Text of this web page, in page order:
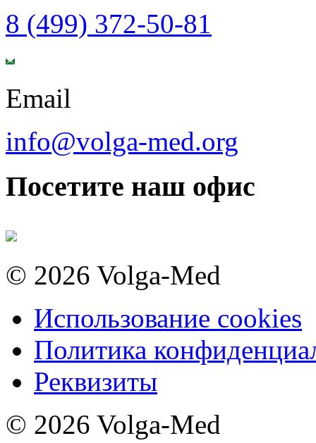
8 (499) 372-50-81
Email
info@volga-med.org
Посетите наш офис
© 2026 Volga-Med
Использование cookies
Политика
Реквизиты
© 2026 Volga-Med